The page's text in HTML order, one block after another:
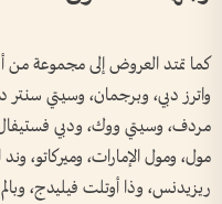
كما تمتد العروض إلى مجموعة من
واترز دبي، وبرجمان، وسيتي
مردف، وسيتي ووك، ودبي
مول، ومول الإمارات، وميركاتو،
ريزيدنس، وذا أوتلت فيليدج،